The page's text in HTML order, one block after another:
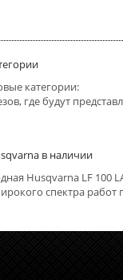
категории:
где будут
в наличии
Husqvarna LF 100
спектра работ